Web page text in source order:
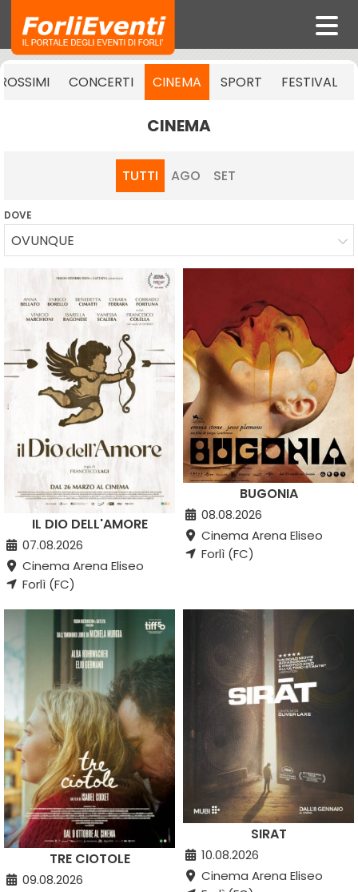
CONCERTI CINEMA SPORT FESTIVAL
CINEMA
TUTTI AGO SET
DOVE
OVUNQUE
IL DIO DELL'AMORE
07.08.2026
Cinema Arena Eliseo
Forlì (FC)
BUGONIA
08.08.2026
Cinema Arena Eliseo
Forlì (FC)
TRE CIOTOLE
09.08.2026
SIRAT
10.08.2026
Cinema Arena Eliseo